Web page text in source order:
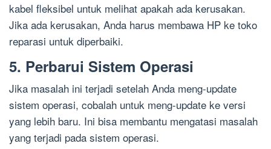
kabel fleksibel untuk melihat apakah ada kerusakan.
Jika ada kerusakan, Anda harus membawa HP ke toko
reparasi untuk diperbaiki.
5. Perbarui Sistem Operasi
Jika masalah ini terjadi setelah Anda meng-update
sistem operasi, cobalah untuk meng-update ke versi
yang lebih baru. Ini bisa membantu mengatasi masalah
yang terjadi pada sistem operasi.